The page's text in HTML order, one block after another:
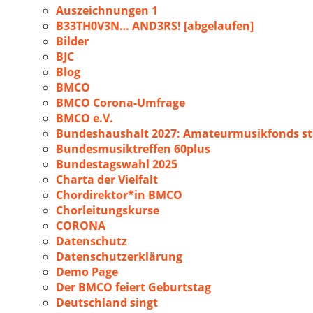
Auszeichnungen 1
B33TH0V3N… AND3RS! [abgelaufen]
Bilder
BJC
Blog
BMCO
BMCO Corona-Umfrage
BMCO e.V.
Bundeshaushalt 2027: Amateurmusikfonds
Bundesmusiktreffen 60plus
Bundestagswahl 2025
Charta der Vielfalt
Chordirektor*in BMCO
Chorleitungskurse
CORONA
Datenschutz
Datenschutzerklärung
Demo Page
Der BMCO feiert Geburtstag
Deutschland singt